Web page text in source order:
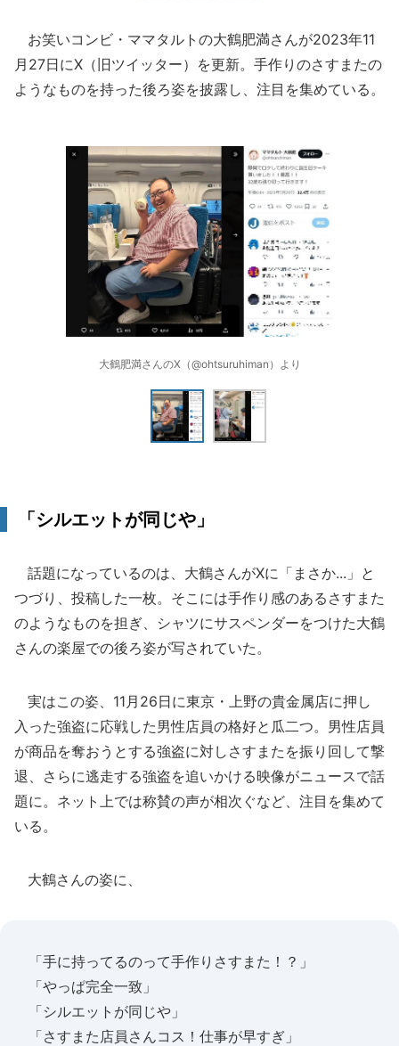
お笑いコンビ・ママタルトの大鶴肥満さんが2023年11
月27日にX（旧ツイッター）を更新。手作りのさすまたの
ようなものを持った後ろ姿を披露し、注目を集めている。
大鶴肥満さんのX（@ohtsuruhiman）より
「シルエットが同じや」
話題になっているのは、大鶴さんがXに「まさか...」と
つづり、投稿した一枚。そこには手作り感のあるさすまた
のようなものを担ぎ、シャツにサスペンダーをつけた大鶴
さんの楽屋での後ろ姿が写されていた。
実はこの姿、11月26日に東京・上野の貴金属店に押し
入った強盗に応戦した男性店員の格好と瓜二つ。男性店員
が商品を奪おうとする強盗に対しさすまたを振り回して撃
退、さらに逃走する強盗を追いかける映像がニュースで話
題に。ネット上では称賛の声が相次ぐなど、注目を集めて
いる。
大鶴さんの姿に、
「手に持ってるのって手作りさすまた！？」
「やっぱ完全一致」
「シルエットが同じや」
「さすまた店員さんコス！仕事が早すぎ」